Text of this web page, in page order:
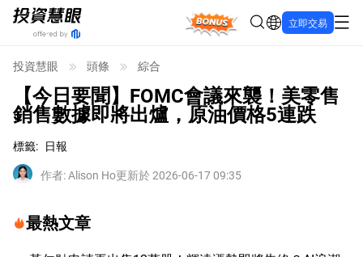
Bonus 立即交易
投資慧眼 頭條 綜合
【今日要聞】FOMC會議來襲！美零售
銷售數據即將出爐，原油價格5連跌
標籤: 日報
作者:Alison Ho更新於 2026-06-17 09:35
最熱文章